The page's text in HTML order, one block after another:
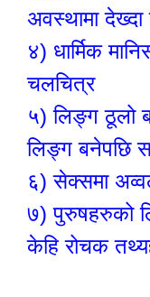
अवस्थामा
४) धार्मिक
चलचित्र
५)लिङ्ग ठूलो
लिङ्ग बनेपछि
६)सेक्समा
७)पुरुषहरुको
केहि रोचक